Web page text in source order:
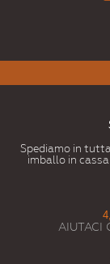
Spediamo in
imballo in
AIUTACI